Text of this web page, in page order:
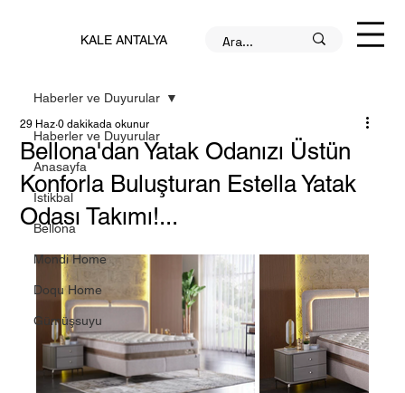
KALE ANTALYA
Haberler ve Duyurular
Anasayfa
İstikbal
Bellona
Mondi Home
Doqu Home
Gümüşsuyu
Haberler ve Duyurular
Bellona'dan Yatak Odanızı Üstün
Konforla Buluşturan Estella Yatak
Odası Takımı!...
29 Haz 0 dakikada okunur